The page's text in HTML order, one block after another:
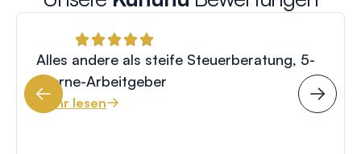
Alles andere als steife Steuerberatung, 5-
Sterne-Arbeitgeber
Mehr lesen